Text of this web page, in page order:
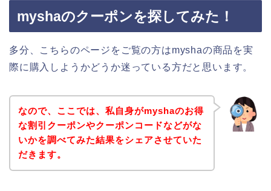
myshaのクーポンを探してみた！
多分、こちらのページをご覧の方はmyshaの商品を実
際に購入しようかどうか迷っている方だと思います。
なので、ここでは、私自身がmyshaのお得
な割引クーポンやクーポンコードなどがな
いかを調べてみた結果をシェアさせていた
だきます。